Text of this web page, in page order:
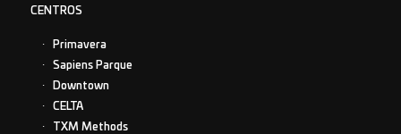
CENTROS
Primavera
Sapiens Parque
Downtown
CELTA
TXM Methods